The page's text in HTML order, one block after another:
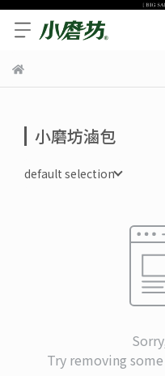
小磨坊滷包
default selection
Try removing